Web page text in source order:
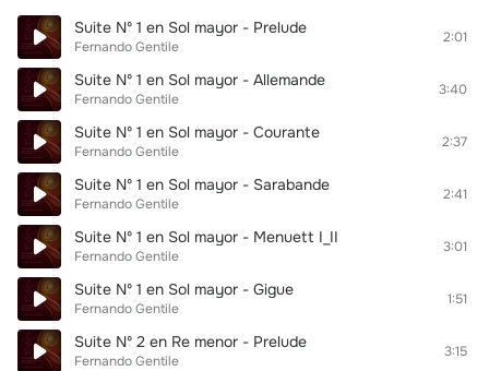
Suite Nº 1 en Sol mayor - Prelude
Fernando Gentile
2:01
Suite Nº 1 en Sol mayor - Allemande
Fernando Gentile
3:40
Suite Nº 1 en Sol mayor - Courante
Fernando Gentile
2:37
Suite Nº 1 en Sol mayor - Sarabande
Fernando Gentile
2:41
Suite Nº 1 en Sol mayor - Menuett I_II
Fernando Gentile
3:01
Suite Nº 1 en Sol mayor - Gigue
Fernando Gentile
1:51
Suite Nº 2 en Re menor - Prelude
Fernando Gentile
3:15